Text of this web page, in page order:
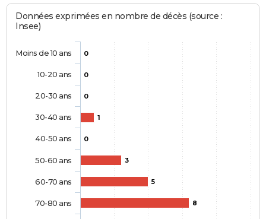
Données exprimées en nombre de décès (source :
Insee)
0
0
0
1
0
3
5
8
Moins de 10 ans
10-20 ans
20-30 ans
30-40 ans
40-50 ans
50-60 ans
60-70 ans
70-80 ans